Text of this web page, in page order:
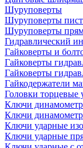
Шуруповерты
Шуруповерты
Шуруповерты
Гидравлический
Гайковерты и
Гайковерты
Гайковерты
Гайкодержатели
Головки торцевые
Ключи
Ключи
Ключи ударные
Ключи ударные